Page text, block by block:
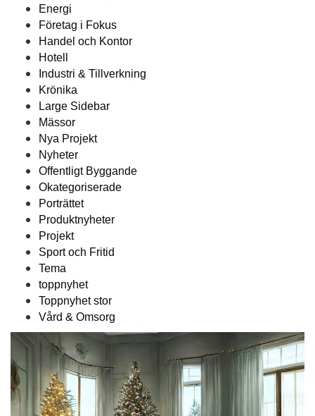
Energi
Företag i Fokus
Handel och Kontor
Hotell
Industri & Tillverkning
Krönika
Large Sidebar
Mässor
Nya Projekt
Nyheter
Offentligt Byggande
Okategoriserade
Porträttet
Produktnyheter
Projekt
Sport och Fritid
Tema
toppnyhet
Toppnyhet stor
Vård & Omsorg